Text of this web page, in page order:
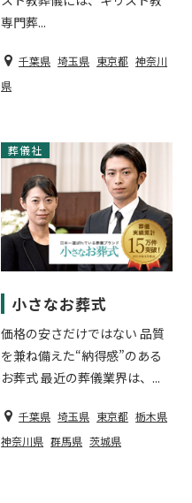
専門葬...
千葉県 埼玉県 東京都 神奈川
県
葬儀社
小さなお葬式
価格の安さだけではない 品質
を兼ね備えた“納得感”のある
お葬式 最近の葬儀業界は、...
千葉県 埼玉県 東京都 栃木県
神奈川県 群馬県 茨城県